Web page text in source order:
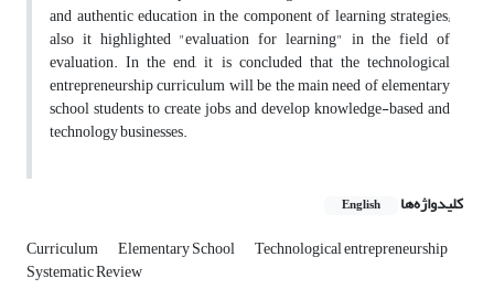
and authentic education in the component of learning strategies;
also it highlighted "evaluation for learning" in the field of
evaluation. In the end, it is concluded that the technological
entrepreneurship curriculum will be the main need of elementary
school students to create jobs and develop knowledge-based and
technology businesses.
کلیدواژه‌ها English
Curriculum Elementary School Technological entrepreneurship
Systematic Review